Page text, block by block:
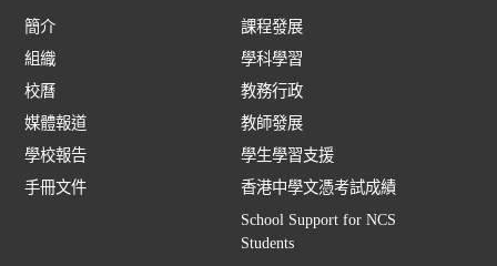
簡介
組織
校曆
媒體報道
學校報告
手冊文件
課程發展
學科學習
教務行政
教師發展
學生學習支援
香港中學文憑考試成績
School Support for NCS
Students